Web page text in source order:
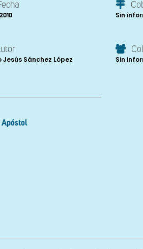
Sin
Jesús Sánchez López Sin
Apóstol